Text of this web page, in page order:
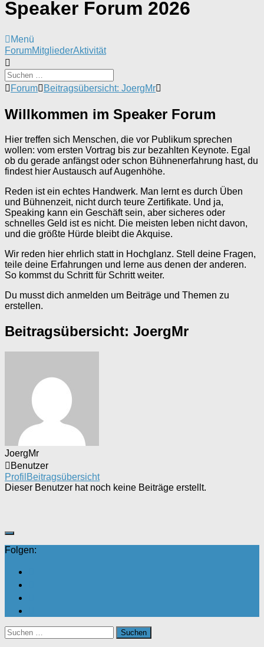
Speaker Forum 2026
Menü
Forum-
Navigation
ForumMitgliederAktivität
Forum-
-
Du
hier:
Forum Beitragsübersicht: JoergMr
Willkommen im Speaker Forum
Hier treffen sich Menschen, die vor Publikum sprechen
wollen: vom ersten Vortrag bis zur bezahlten Keynote. Egal
ob du gerade anfängst oder schon Bühnenerfahrung hast, du
findest hier Austausch auf Augenhöhe.
Reden ist ein echtes Handwerk. Man lernt es durch Üben
und Bühnenzeit, nicht durch teure Zertifikate. Und ja,
Speaking kann ein Geschäft sein, aber sicheres oder
schnelles Geld ist es nicht. Die meisten leben nicht davon,
und die größte Hürde bleibt die Akquise.
Wir reden hier ehrlich statt in Hochglanz. Stell deine Fragen,
teile deine Erfahrungen und lerne aus denen der anderen.
So kommst du Schritt für Schritt weiter.
Du musst dich anmelden um Beiträge und Themen zu
erstellen.
Beitragsübersicht: JoergMr
JoergMr
Benutzer
Profil Beitragsübersicht
Dieser Benutzer hat noch keine Beiträge erstellt.
Folgen:
Suchen
nach: